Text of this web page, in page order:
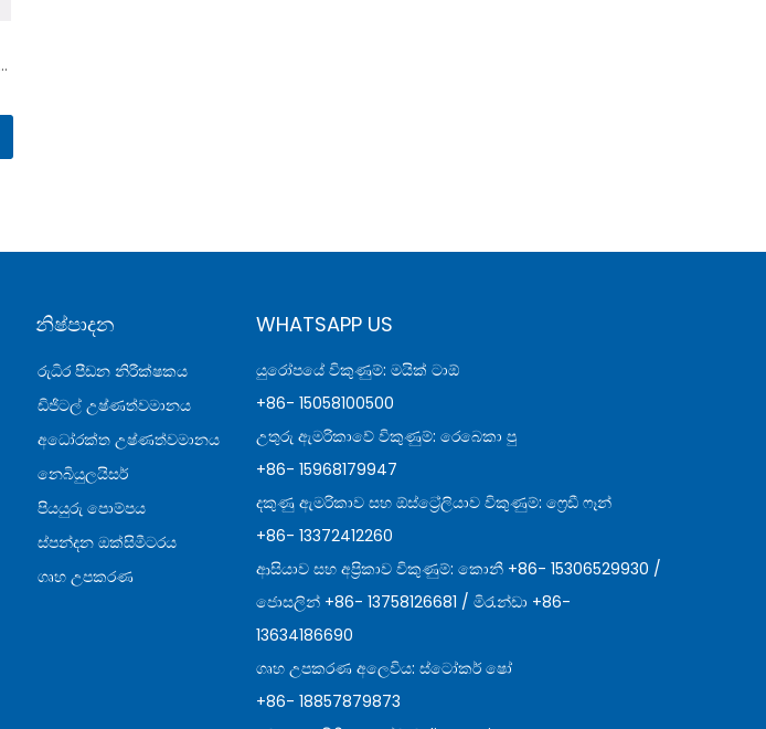
නිෂ්පාදන
රුධිර පීඩන නිරීක්ෂකය
ඩිජිටල් උෂ්ණත්වමානය
අධෝරක්ත උෂ්ණත්වමානය
නෙබියුලයිසර්
පියයුරු පොම්පය
ස්පන්දන ඔක්සිමීටරය
ගෘහ උපකරණ
WHATSAPP US
යුරෝපයේ විකුණුම්: මයික් ටාඕ
+86- 15058100500
උතුරු ඇමරිකාවේ විකුණුම්: රෙබෙකා පු
+86- 15968179947
දකුණු ඇමරිකාව සහ ඕස්ට්‍රේලියාව විකුණුම්: ෆ්‍රෙඩී ෆෑන්
+86- 13372412260
ආසියාව සහ අප්‍රිකාව විකුණුම්: කොනී +86- 15306529930 /
ජොසලින් +86- 13758126681 / මිරැන්ඩා +86-
13634186690
ගෘහ උපකරණ අලෙවිය: ස්ටෝකර් ෂෝ
+86- 18857879873